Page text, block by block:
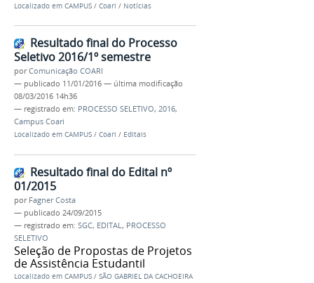
Localizado em CAMPUS / Coari / Notícias
Resultado final do Processo
Seletivo 2016/1º semestre
porComunicação COARI
— publicado 11/01/2016 — última modificação
08/03/2016 14h36
— registrado em: PROCESSO SELETIVO, 2016,
Campus Coari
Localizado em CAMPUS / Coari / Editais
Resultado final do Edital nº
01/2015
por Fagner Costa
— publicado 24/09/2015
— registrado em: SGC, EDITAL, PROCESSO
SELETIVO
Seleção de Propostas de Projetos
de Assistência Estudantil
Localizado em CAMPUS / SÃO GABRIEL DA CACHOEIRA